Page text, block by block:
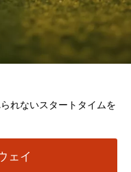
れないスタートタイムを
ェイ